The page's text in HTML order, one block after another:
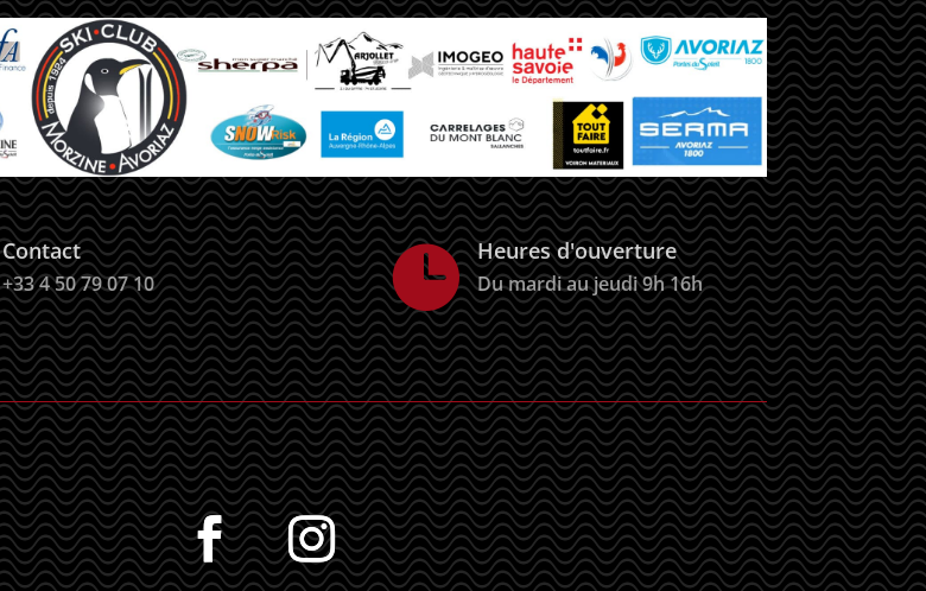
Contact
+33 4 50 79 07 10  Heures d'ouverture
Du mardi au jeudi 9h 16h